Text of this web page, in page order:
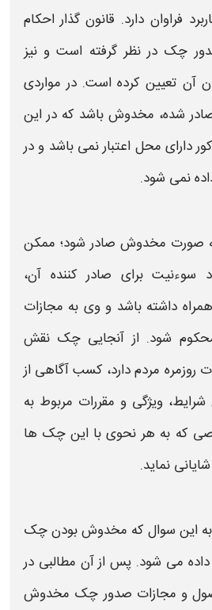
فراوان دارد. قانون گذار احکام
چک در نظر گرفته است و نیز
آن تعیین کرده است. در مواردی
شده، مخدوش باشد که در این
دارای محل اعتبار نمی باشد و در
نمی شود.
صورت مخدوش صادر شود؛ ممکن
برای صادر کننده آن،
داشته باشد و وی به مجازات
شود. از آنجایی چک نقش
روزمره مردم دارد، کسب آگاهی از
شرایط، ویژگی و مقررات مربوط به
که به هر نحوی با این چک ها
نماید.
به این سوال که مخدوش بودنچک
می شود. پس از آن مطالبی در
و مجازات صدور چک مخدوش